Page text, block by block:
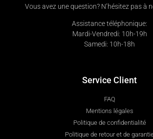
Vous avez une question? N’hésitez pas à
Assistance téléphonique:
Mardi-Vendredi: 10h-19h
Samedi: 10h-18h
Service Client
FAQ
Mentions légales
Politique de confidentialité
Politique de retour et de